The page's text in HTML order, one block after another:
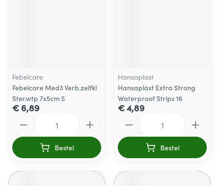
Febelcare
Febelcare Med3 Verb.zelfkl
Ster.wtp 7x5cm 5
€ 6,89
Bestel
Hansaplast
Hansaplast Extra Strong
Waterproof Strips 16
€ 4,89
Bestel